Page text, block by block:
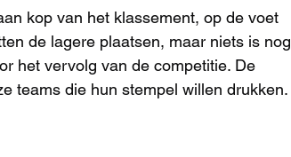
kop van het klassement, op de voet
de lagere plaatsen, maar niets is nog
het vervolg van de competitie. De
teams die hun stempel willen drukken.